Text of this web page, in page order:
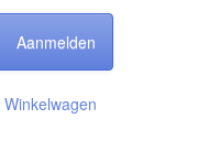
Aanmelden
Winkelwagen